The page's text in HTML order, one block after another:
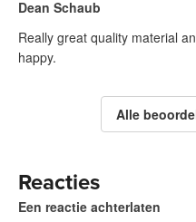
Dean Schaub
Really great quality material
happy.
Alle
Reacties
Een reactie achterlaten